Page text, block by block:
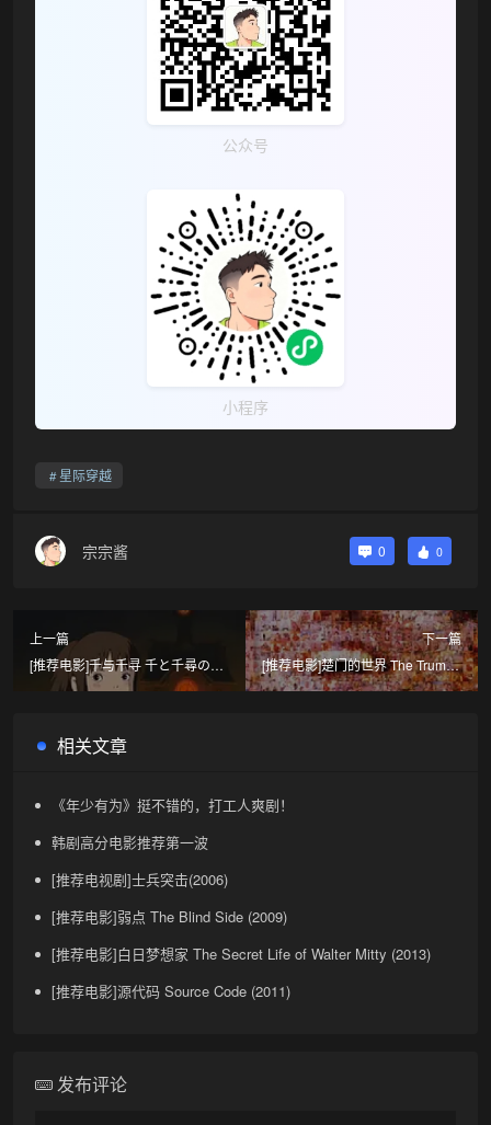
公众号
小程序
星际穿越
宗宗酱 0 0
上一篇
[推荐电影]千与千寻 千と千尋の神
隠し (2001)
下一篇
[推荐电影]楚门的世界 The Truman
Show (1998)
相关文章
《年少有为》挺不错的，打工人爽剧！
韩剧高分电影推荐第一波
[推荐电视剧]士兵突击(2006)
[推荐电影]弱点 The Blind Side (2009)
[推荐电影]白日梦想家 The Secret Life of Walter Mitty (2013)
[推荐电影]源代码 Source Code (2011)
发布评论